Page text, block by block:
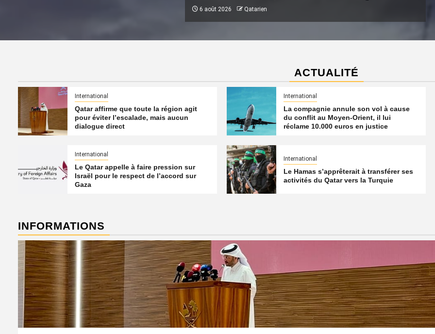
6 août 2026 Qatarien
ACTUALITÉ
International
Qatar affirme que toute la région agit
pour éviter l’escalade, mais aucun
dialogue direct
International
La compagnie annule son vol à cause
du conflit au Moyen-Orient, il lui
réclame 10.000 euros en justice
International
Le Qatar appelle à faire pression sur
Israël pour le respect de l’accord sur
Gaza
International
Le Hamas s’apprêterait à transférer ses
activités du Qatar vers la Turquie
INFORMATIONS